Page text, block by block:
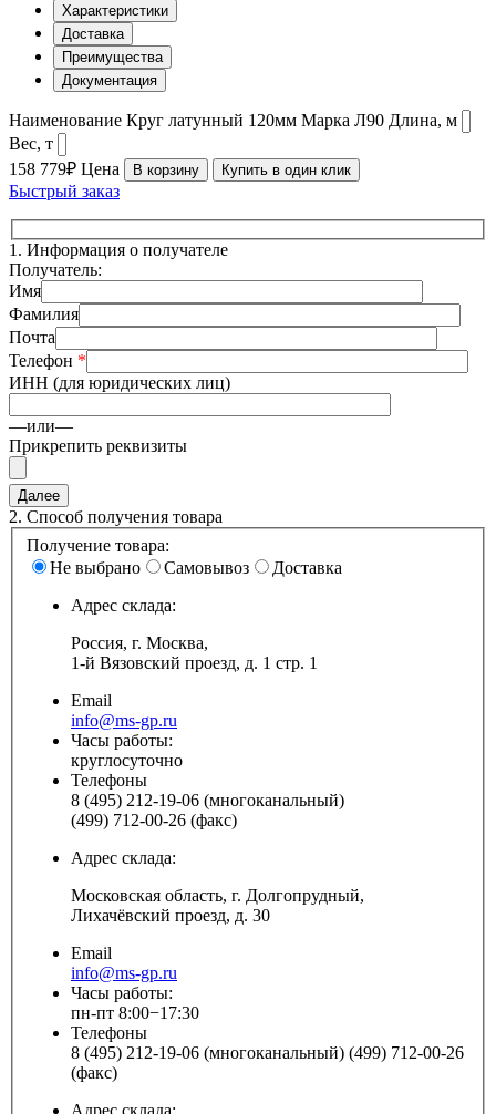
Характеристики
Доставка
Преимущества
Документация
Наименование Круг латунный 120мм Марка Л90 Длина, м
Вес, т
158 779₽ Цена В корзину Купить в один клик
Быстрый заказ
1. Информация о получателе
Получатель:
Имя
Фамилия
Почта
Телефон *
ИНН (для юридических лиц)
—или—
Прикрепить реквизиты
2. Способ получения товара
Получение товара:
Не выбрано
Самовывоз
Доставка
Адрес склада:
Россия, г. Москва,
1-й Вязовский проезд, д. 1 стр. 1
Email
info@ms-gp.ru
Часы работы:
круглосуточно
Телефоны
8 (495) 212-19-06 (многоканальный)
(499) 712-00-26 (факс)
Адрес склада:
Московская область, г. Долгопрудный,
Лихачёвский проезд, д. 30
Email
info@ms-gp.ru
Часы работы:
пн-пт 8:00−17:30
Телефоны
8 (495) 212-19-06 (многоканальный) (499) 712-00-26
(факс)
Адрес склада: